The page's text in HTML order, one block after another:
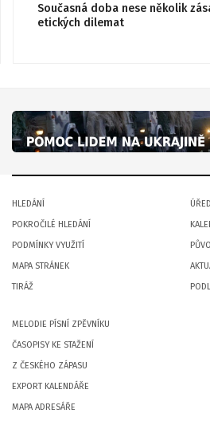
Současná doba nese několik
etických dilemat
HLEDÁNÍ
POKROČILÉ HLEDÁNÍ
PODMÍNKY VYUŽITÍ
MAPA STRÁNEK
TIRÁŽ
MELODIE PÍSNÍ ZPĚVNÍKU
ČASOPISY KE STAŽENÍ
Z ČESKÉHO ZÁPASU
EXPORT KALENDÁŘE
MAPA ADRESÁŘE